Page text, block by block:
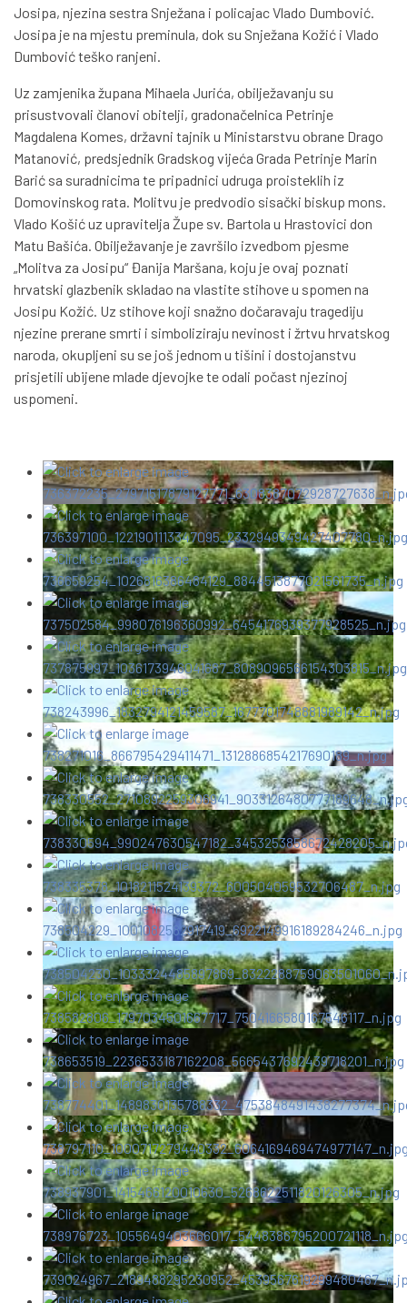
Josipa, njezina sestra Snježana i policajac Vlado Dumbović.
Josipa je na mjestu preminula, dok su Snježana Kožić i Vlado
Dumbović teško ranjeni.
Uz zamjenika župana Mihaela Jurića, obilježavanju su
prisustvovali članovi obitelji, gradonačelnica Petrinje
Magdalena Komes, državni tajnik u Ministarstvu obrane Drago
Matanović, predsjednik Gradskog vijeća Grada Petrinje Marin
Barić sa suradnicima te pripadnici udruga proisteklih iz
Domovinskog rata. Molitvu je predvodio sisački biskup mons.
Vlado Košić uz upravitelja Župe sv. Bartola u Hrastovici don
Matu Bašića. Obilježavanje je završilo izvedbom pjesme
„Molitva za Josipu“ Đanija Maršana, koju je ovaj poznati
hrvatski glazbenik skladao na vlastite stihove u spomen na
Josipu Kožić. Uz stihove koji snažno dočaravaju tragediju
njezine prerane smrti i simboliziraju nevinost i žrtvu hrvatskog
naroda, okupljeni su se još jednom u tišini i dostojanstvu
prisjetili ubijene mlade djevojke te odali počast njezinoj
uspomeni.